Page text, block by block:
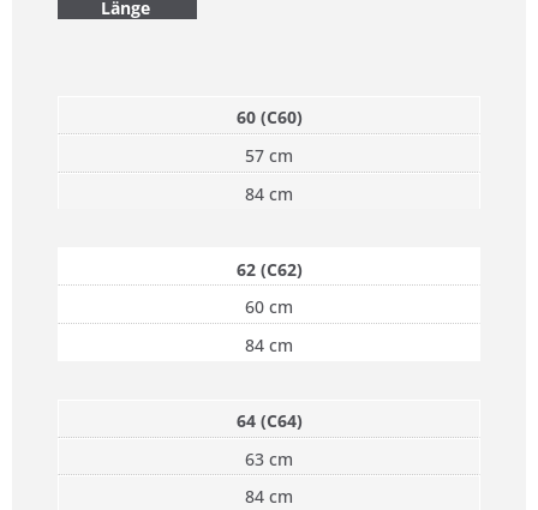
Länge
60 (C60)
57 cm
84 cm
62 (C62)
60 cm
84 cm
64 (C64)
63 cm
84 cm